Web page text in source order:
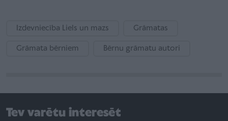
Izdevniecība Liels un mazs Grāmatas
Grāmata bērniem Bērnu grāmatu autori
Tev varētu interesēt